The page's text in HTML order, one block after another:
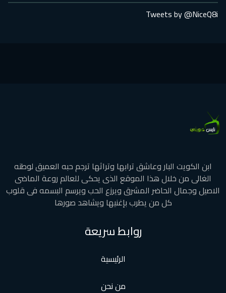
Tweets by @NiceQ8i
ابن الكويت البار وعاشق ترابها وتراثها ترجم حبه العميق لوطنه
الغالى من خلال هذا الموقع الذى يحكى للعالم روعة الماضى
الاصيل وجمال الحاضر المشرق ويرزع الحب ويرسم البسمه فى قلوب
كل من يطرب بإغنيها ويشاهد صورها
روابط سريعة
الرئيسية
من نحن